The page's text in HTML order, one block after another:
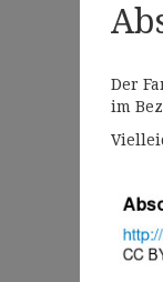
Der
im